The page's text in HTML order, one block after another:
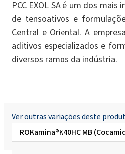
PCC EXOL SA é um dos
de tensoativos e
Central e Oriental. A
aditivos especializados e
diversos ramos da indústria.
Ver outras variações deste
ROKamina®K40HC MB